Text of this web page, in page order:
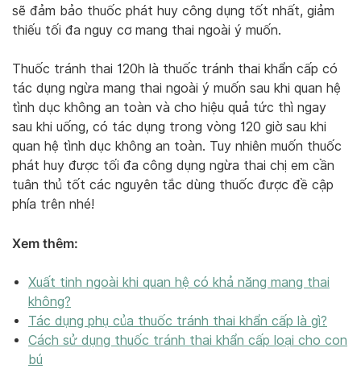
sẽ đảm bảo thuốc phát huy công dụng tốt nhất, giảm
thiếu tối đa nguy cơ mang thai ngoài ý muốn.
Thuốc tránh thai 120h là thuốc tránh thai khẩn cấp có
tác dụng ngừa mang thai ngoài ý muốn sau khi quan hệ
tình dục không an toàn và cho hiệu quả tức thì ngay
sau khi uống, có tác dụng trong vòng 120 giờ sau khi
quan hệ tình dục không an toàn. Tuy nhiên muốn thuốc
phát huy được tối đa công dụng ngừa thai chị em cần
tuân thủ tốt các nguyên tắc dùng thuốc được đề cập
phía trên nhé!
Xem thêm:
Xuất tinh ngoài khi quan hệ có khả năng mang thai
không?
Tác dụng phụ của thuốc tránh thai khẩn cấp là gì?
Cách sử dụng thuốc tránh thai khẩn cấp loại cho con
bú